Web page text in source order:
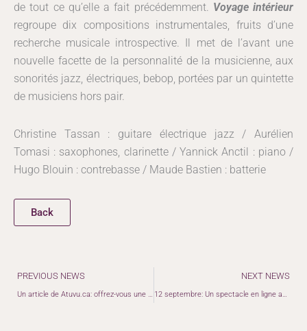
de tout ce qu’elle a fait précédemment. Voyage intérieur
regroupe dix compositions instrumentales, fruits d’une
recherche musicale introspective. Il met de l’avant une
nouvelle facette de la personnalité de la musicienne, aux
sonorités jazz, électriques, bebop, portées par un quintette
de musiciens hors pair.
Christine Tassan : guitare électrique jazz / Aurélien
Tomasi : saxophones, clarinette / Yannick Anctil : piano /
Hugo Blouin : contrebasse / Maude Bastien : batterie
Back
Précédent
PREVIOUS NEWS NEXT NEWS